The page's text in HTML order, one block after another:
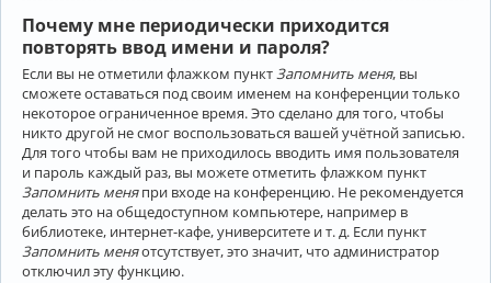
Почему мне периодически приходится
повторять ввод имени и пароля?
Если вы не отметили флажком пунктЗапомнить меня, вы
сможете оставаться под своим именем на конференции только
некоторое ограниченное время. Это сделано для того, чтобы
никто другой не смог воспользоваться вашей учётной записью.
Для того чтобы вам не приходилось вводить имя пользователя
и пароль каждый раз, вы можете отметить флажком пункт
Запомнить меняпри входе на конференцию. Не рекомендуется
делать это на общедоступном компьютере, например в
библиотеке, интернет-кафе, университете и т. д. Если пункт
Запомнить меняотсутствует, это значит, что администратор
отключил эту функцию.